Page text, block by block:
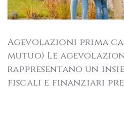
Agevolazioni prima
mutuo) Le
rappresentano un
fiscali e finanziari